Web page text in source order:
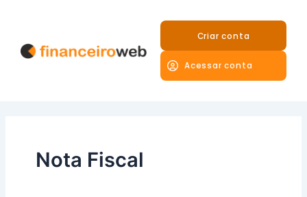
conteúdo
Criar conta
Acessar conta
Nota Fiscal